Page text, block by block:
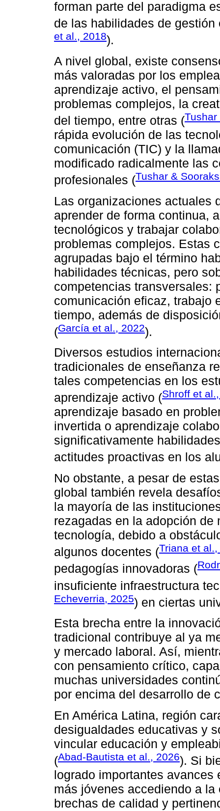
forman parte del paradigma
de las habilidades de
et al., 2018).
A nivel global, existe
más valoradas por los
aprendizaje activo, el
problemas complejos, la
del tiempo, entre otras (Tushar
rápida evolución de las
comunicación (TIC) y la
modificado radicalmente las
profesionales (Tushar &
Las organizaciones actuales
aprender de forma continua,
tecnológicos y trabajar
problemas complejos. Estas
agrupadas bajo el término
habilidades técnicas, pero
competencias transversales:
comunicación eficaz, trabajo
tiempo, además de
(García et al., 2022).
Diversos estudios
tradicionales de enseñanza
tales competencias en los
aprendizaje activo (Shroff et
aprendizaje basado en
invertida o aprendizaje
significativamente
actitudes proactivas en los
No obstante, a pesar de
global también revela
la mayoría de las
rezagadas en la adopción
tecnología, debido a
algunos docentes (Triana et
pedagogías innovadoras (
insuficiente infraestructura
Echeverria, 2025) en ciertas
Esta brecha entre la
tradicional contribuye al ya
y mercado laboral. Así,
con pensamiento crítico,
muchas universidades
por encima del desarrollo de
En América Latina, región
desigualdades educativas y
vincular educación y
(Abad-Bautista et al., 2026). Si
logrado importantes avances
más jóvenes accediendo a
brechas de calidad y